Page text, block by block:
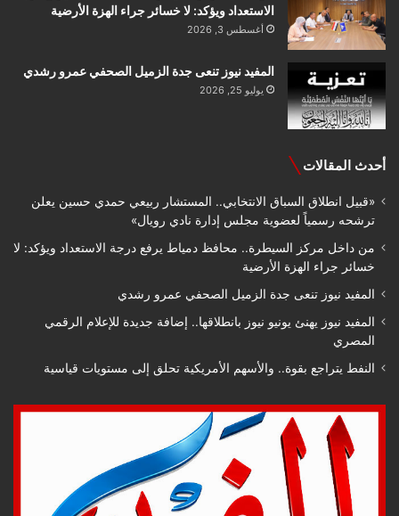
الاستعداد ويؤكد: لا خسائر جراء الهزة الأرضية
أغسطس 3, 2026
المفيد نيوز تنعى جدة الزميل الصحفي عمرو رشدي
يوليو 25, 2026
أحدث المقالات
«قبيل انطلاق السباق الانتخابي.. المستشار ربيعي حمدي حسين يعلن
ترشحه رسمياً لعضوية مجلس إدارة نادي رويال»
من داخل مركز السيطرة.. محافظ دمياط يرفع درجة الاستعداد ويؤكد: لا
خسائر جراء الهزة الأرضية
المفيد نيوز تنعى جدة الزميل الصحفي عمرو رشدي
المفيد نيوز يهنئ يونيو نيوز بانطلاقها.. إضافة جديدة للإعلام الرقمي
المصري
النفط يتراجع بقوة.. والأسهم الأمريكية تحلق إلى مستويات قياسية